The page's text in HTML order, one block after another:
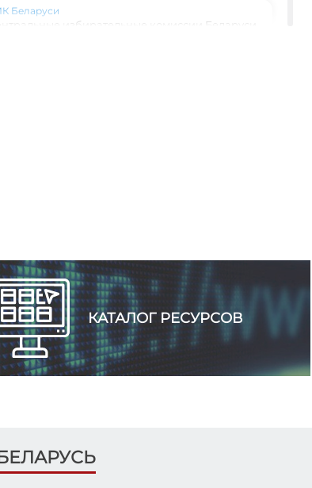
Беларуси
избирательные комиссии Беларуси
Беларуси
июля 1994 года в Республике Беларусь
первые выборы Президента.
Беларуси
лагерях пройдут интерактивные
об избирательном праве.
КАТАЛОГ РЕСУРСОВ